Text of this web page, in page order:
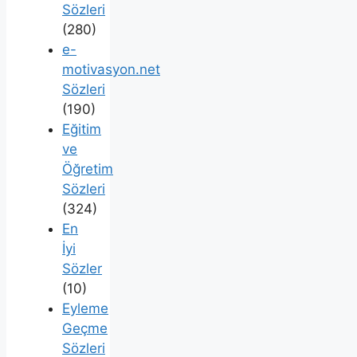
Sözleri
(280)
e-
motivasyon.net
Sözleri
(190)
Eğitim
ve
Öğretim
Sözleri
(324)
En
İyi
Sözler
(10)
Eyleme
Geçme
Sözleri